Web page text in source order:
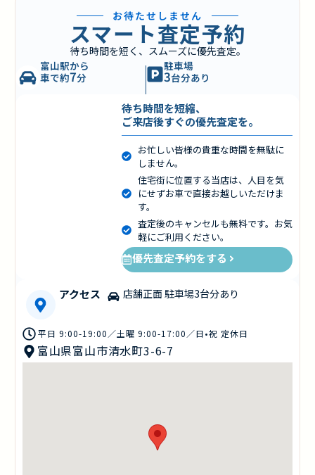
お待たせしません
スマート査定予約
待ち時間を短く、スムーズに優先査定。
富山駅から
車で約7分
駐車場
3台分あり
待ち時間を短縮、
ご来店後すぐの優先査定を。
お忙しい皆様の貴重な時間を無駄に
しません。
住宅街に位置する当店は、人目を気
にせずお車で直接お越しいただけま
す。
査定後のキャンセルも無料です。お気
軽にご利用ください。
優先査定予約をする
アクセス 店舗正面 駐車場3台分あり
平日 9:00-19:00／土曜 9:00-17:00／日•祝 定休日
富山県富山市清水町3-6-7